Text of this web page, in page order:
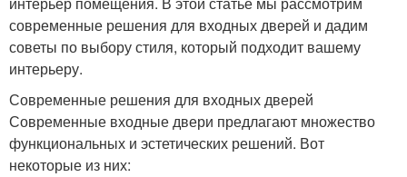
современные решения для входных дверей и дадим
советы по выбору стиля, который подходит вашему
интерьеру.
Современные решения для входных дверей
Современные входные двери предлагают множество
функциональных и эстетических решений. Вот
некоторые из них: